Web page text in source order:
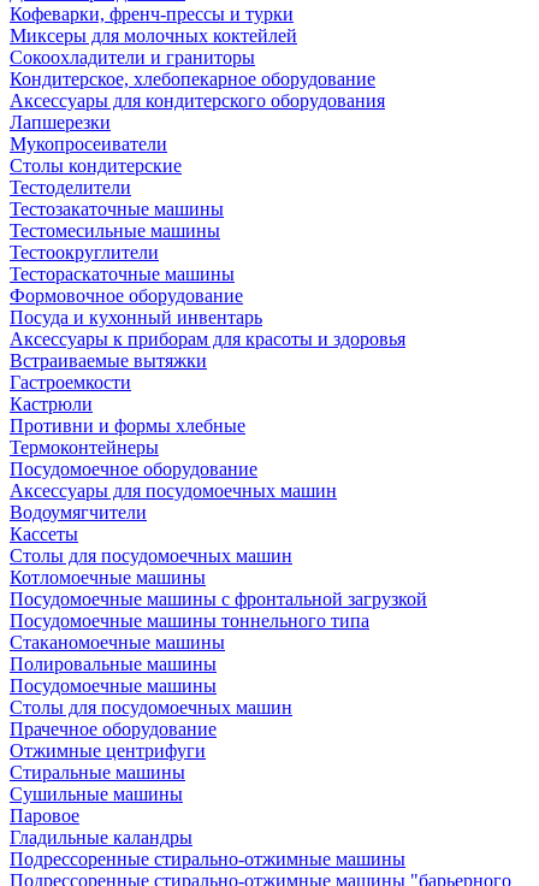
Кофеварки, френч-прессы и турки
Миксеры для молочных коктейлей
Сокоохладители и граниторы
Кондитерское, хлебопекарное оборудование
Аксессуары для кондитерского оборудования
Лапшерезки
Мукопросеиватели
Столы кондитерские
Тестоделители
Тестозакаточные машины
Тестомесильные машины
Тестоокруглители
Тестораскаточные машины
Формовочное оборудование
Посуда и кухонный инвентарь
Аксессуары к приборам для красоты и здоровья
Встраиваемые вытяжки
Гастроемкости
Кастрюли
Противни и формы хлебные
Термоконтейнеры
Посудомоечное оборудование
Аксессуары для посудомоечных машин
Водоумягчители
Кассеты
Столы для посудомоечных машин
Котломоечные машины
Посудомоечные машины с фронтальной загрузкой
Посудомоечные машины тоннельного типа
Стаканомоечные машины
Полировальные машины
Посудомоечные машины
Столы для посудомоечных машин
Прачечное оборудование
Отжимные центрифуги
Стиральные машины
Сушильные машины
Паровое
Гладильные каландры
Подрессоренные стирально-отжимные машины
Подрессоренные стирально-отжимные машины "барьерного